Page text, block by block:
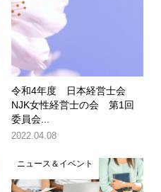
令和4年度 日本経営士会
NJK女性経営士の会 第1回
委員会...
2022.04.08
ニュース＆イベント